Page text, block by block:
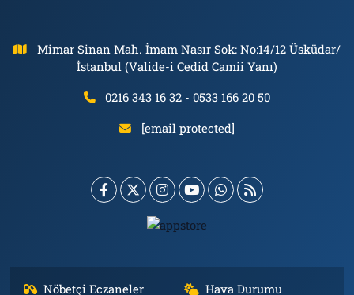
Mimar Sinan Mah. İmam Nasır Sok: No:14/12 Üsküdar/
İstanbul (Valide-i Cedid Camii Yanı)
0216 343 16 32 - 0533 166 20 50
[email protected]
Nöbetçi Eczaneler Hava Durumu